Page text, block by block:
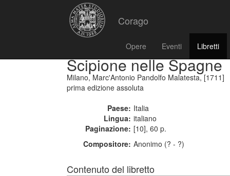
Corago
Opere Eventi Libretti
Scipione nelle Spagne
Milano, Marc'Antonio Pandolfo Malatesta, [1711]
prima edizione assoluta
Paese: Italia
Lingua: italiano
Paginazione: [10], 60 p.
Compositore: Anonimo (? - ?)
Contenuto del libretto